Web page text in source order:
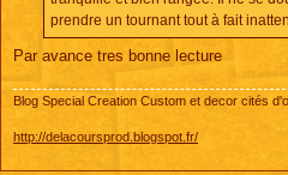
prendre un tournant tout à fait
Par avance tres bonne lecture
Blog Special Creation Custom et decor cités
http://delacoursprod.blogspot.fr/